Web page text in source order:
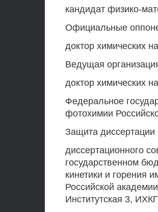
кандидат физико-
Официальные
доктор химических
Ведущая
доктор химических
Федеральное
фотохимии
Защита диссертации
диссертационного
государственном
кинетики и горения
Российской
Институтская 3,